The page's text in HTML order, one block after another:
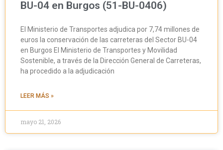
BU-04 en Burgos (51-BU-0406)
El Ministerio de Transportes adjudica por 7,74 millones de
euros la conservación de las carreteras del Sector BU-04
en Burgos El Ministerio de Transportes y Movilidad
Sostenible, a través de la Dirección General de Carreteras,
ha procedido a la adjudicación
LEER MÁS »
mayo 21, 2026